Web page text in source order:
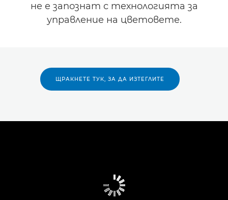
не е запознат с технологията за
управление на цветовете.
ЩРАКНЕТЕ ТУК, ЗА ДА ИЗТЕГЛИТЕ